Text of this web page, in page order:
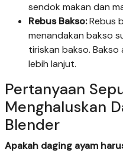
sendok makan dan
Rebus Bakso:Rebus
menandakan bakso
tiriskan bakso.
lebih lanjut.
Pertanyaan
Menghaluskan
Blender
Apakah daging ayam